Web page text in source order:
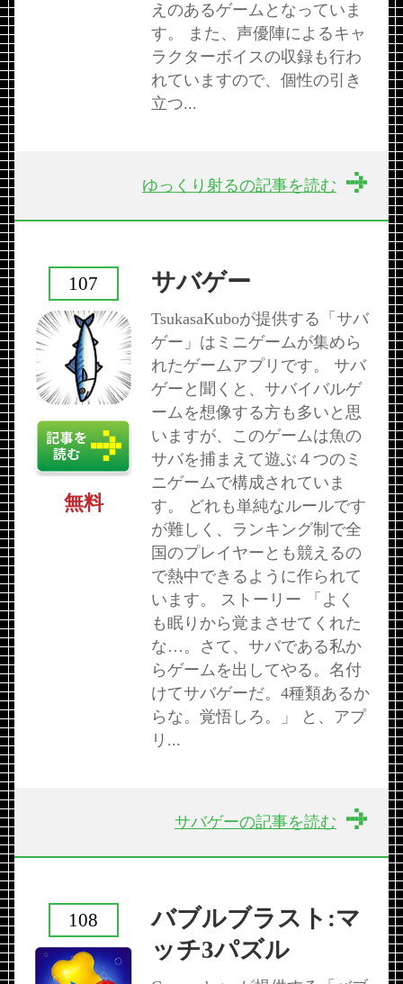
えのあるゲームとなっていま
す。 また、声優陣によるキャ
ラクターボイスの収録も行わ
れていますので、個性の引き
立つ...
ゆっくり射るの記事を読む
サバゲー
TsukasaKuboが提供する「サバ
ゲー」はミニゲームが集めら
れたゲームアプリです。 サバ
ゲーと聞くと、サバイバルゲ
ームを想像する方も多いと思
いますが、このゲームは魚の
サバを捕まえて遊ぶ４つのミ
ニゲームで構成されていま
す。 どれも単純なルールです
が難しく、ランキング制で全
国のプレイヤーとも競えるの
で熱中できるように作られて
います。 ストーリー 「よく
も眠りから覚まさせてくれた
な…。さて、サバである私か
らゲームを出してやる。名付
けてサバゲーだ。4種類あるか
らな。覚悟しろ。」 と、アプ
リ...
107
無料
サバゲーの記事を読む
バブルブラスト:マ
ッチ3パズル
108